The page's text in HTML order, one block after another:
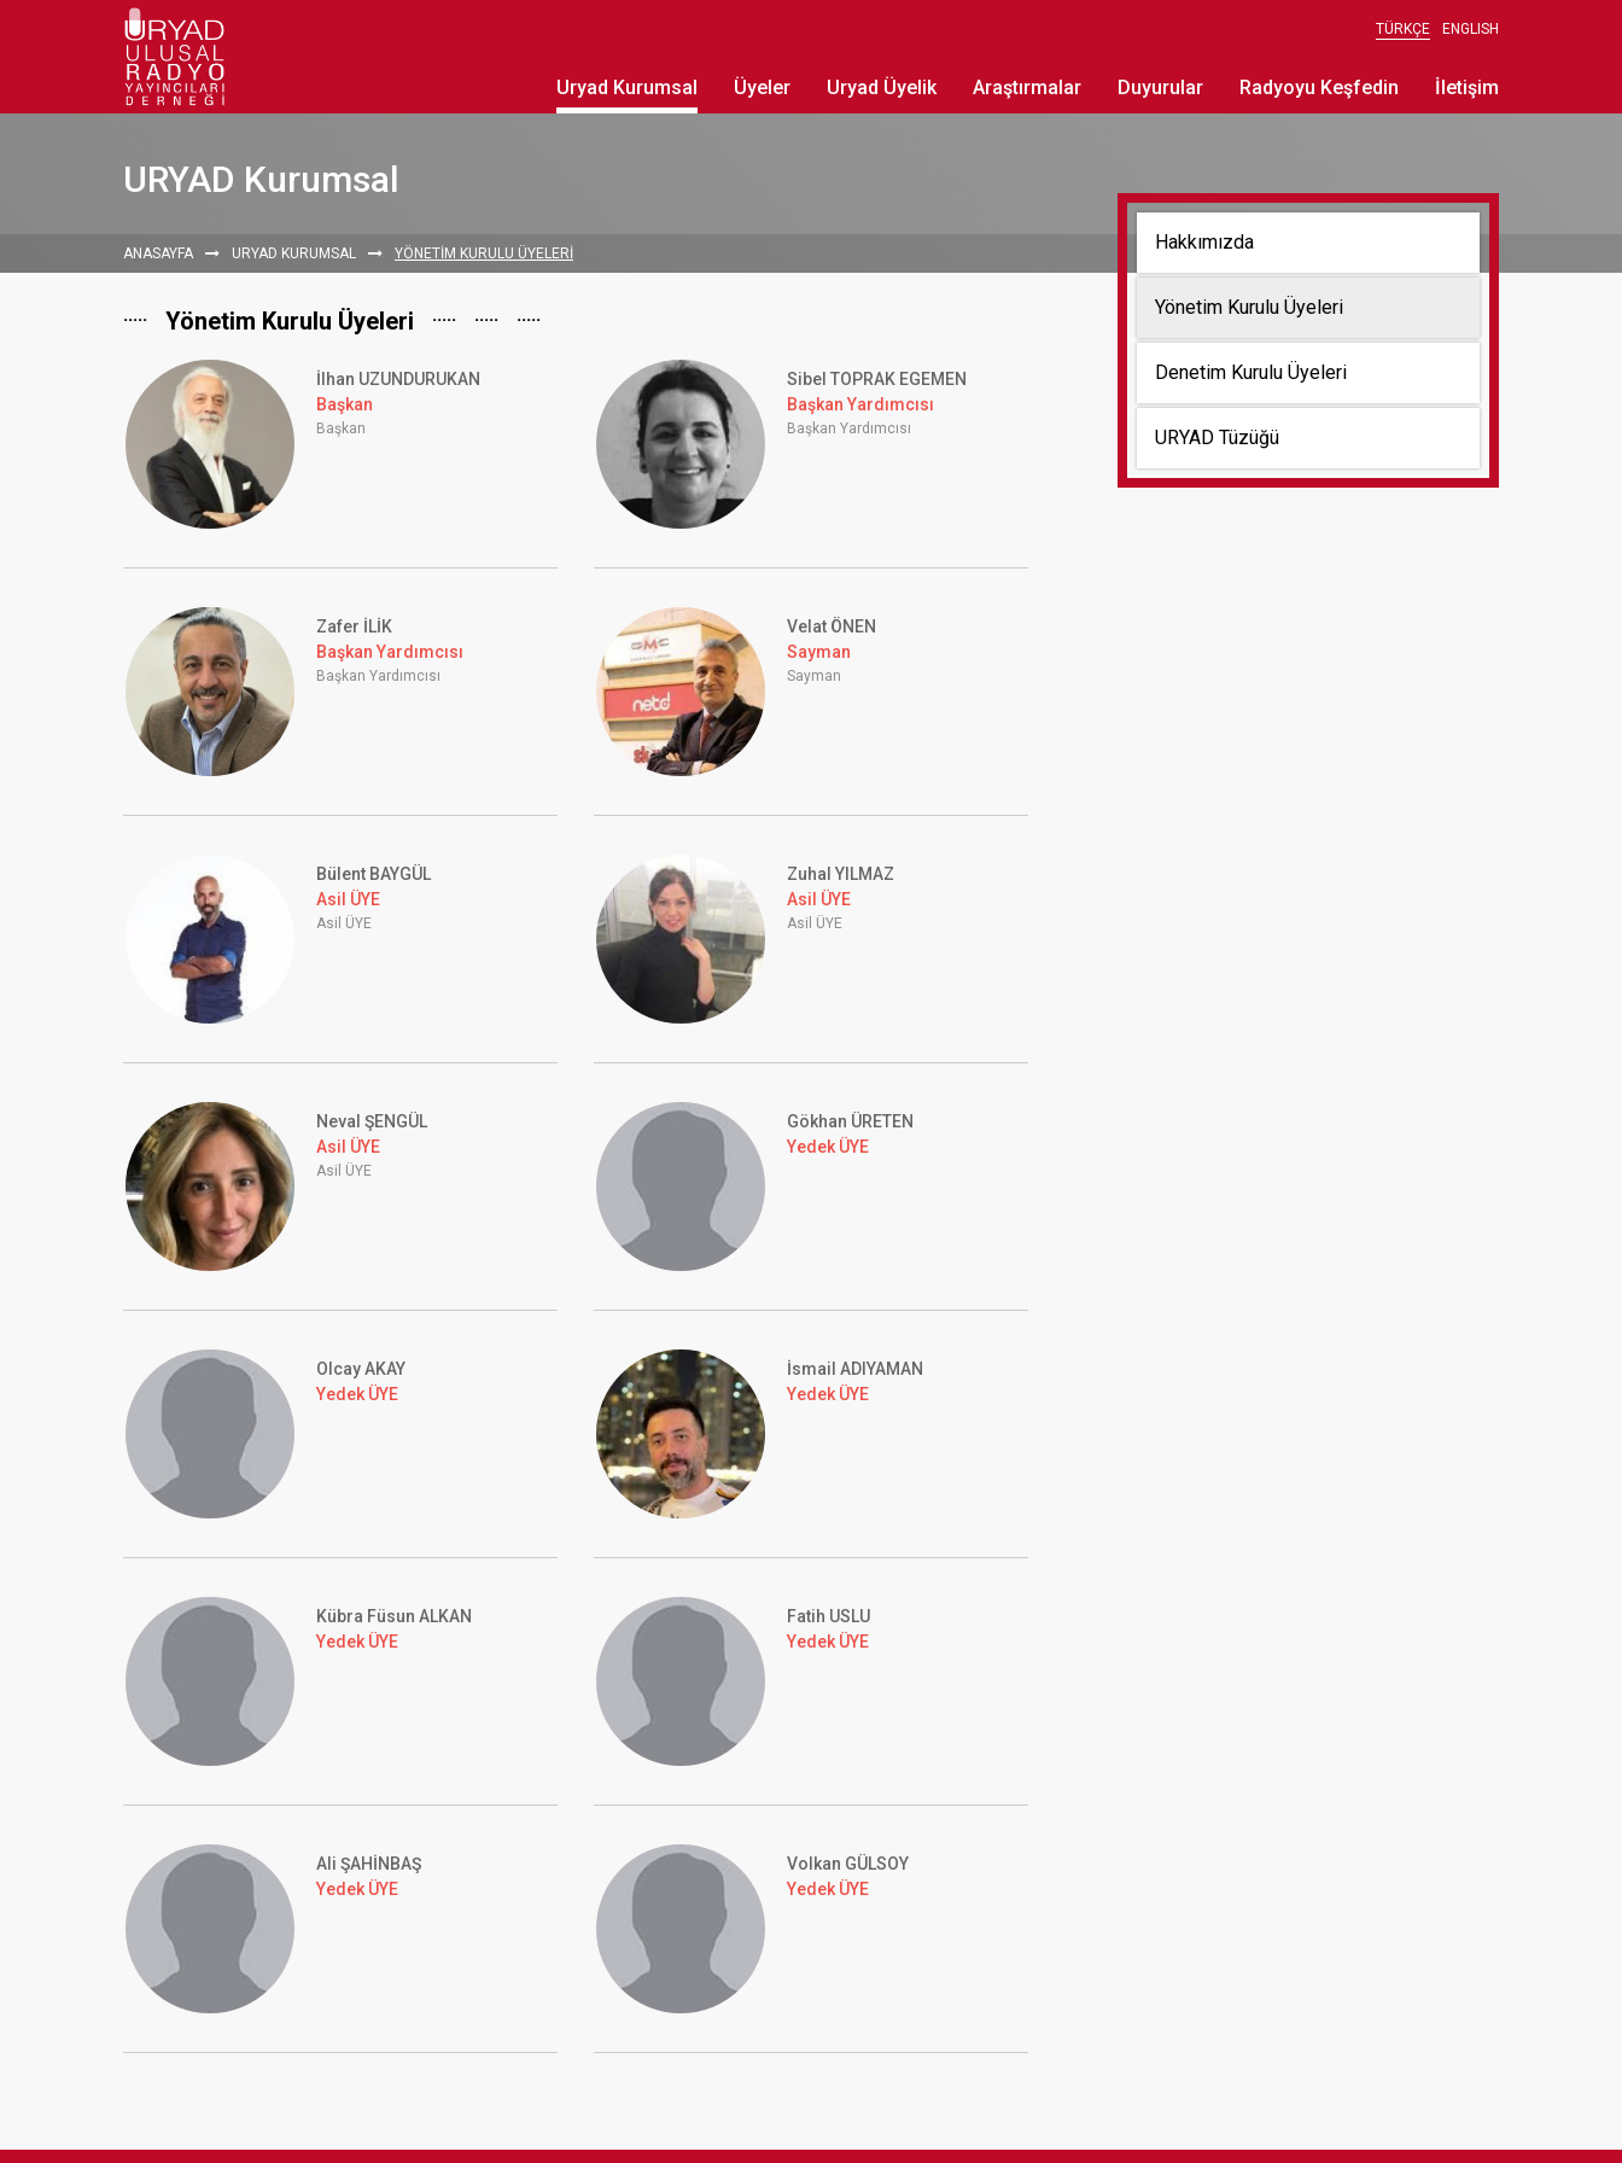
TÜRKÇE ENGLISH
Uryad Kurumsal Üyeler Uryad Üyelik Araştırmalar Duyurular Radyoyu Keşfedin İletişim
URYAD Kurumsal
ANASAYFA URYAD KURUMSAL YÖNETİM KURULU ÜYELERİ Hakkımızda
Yönetim Kurulu Üyeleri
Denetim Kurulu Üyeleri
URYAD Tüzüğü
..... Yönetim Kurulu Üyeleri ..... ..... .....
İlhan UZUNDURUKAN
Başkan
Başkan
Sibel TOPRAK EGEMEN
Başkan Yardımcısı
Başkan Yardımcısı
Zafer İLİK
Başkan Yardımcısı
Başkan Yardımcısı
Velat ÖNEN
Sayman
Sayman
Bülent BAYGÜL
Asil ÜYE
Asil ÜYE
Zuhal YILMAZ
Asil ÜYE
Asil ÜYE
Neval ŞENGÜL
Asil ÜYE
Asil ÜYE
Gökhan ÜRETEN
Yedek ÜYE
Olcay AKAY
Yedek ÜYE
İsmail ADIYAMAN
Yedek ÜYE
Kübra Füsun ALKAN
Yedek ÜYE
Fatih USLU
Yedek ÜYE
Ali ŞAHİNBAŞ
Yedek ÜYE
Volkan GÜLSOY
Yedek ÜYE